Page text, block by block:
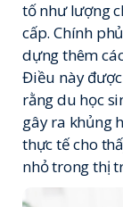
tố như lượng
cấp. Chính
dựng thêm
Điều này
rằng du học
gây ra khủng
thực tế cho
nhỏ trong thị